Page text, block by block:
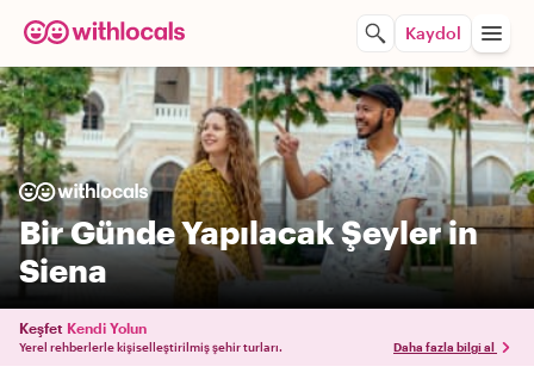
Kaydol
Bir Günde Yapılacak Şeyler in
Siena
Keşfet Kendi Yolun
Yerel rehberlerle kişiselleştirilmiş şehir turları. Daha fazla bilgi al